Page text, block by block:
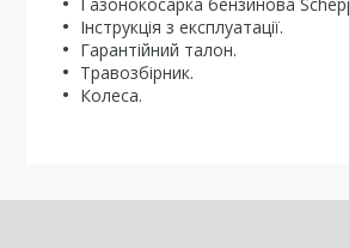
Інструкція з експлуатації.
Гарантійний талон.
Травозбірник.
Колеса.